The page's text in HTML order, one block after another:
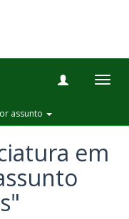
assunto
em